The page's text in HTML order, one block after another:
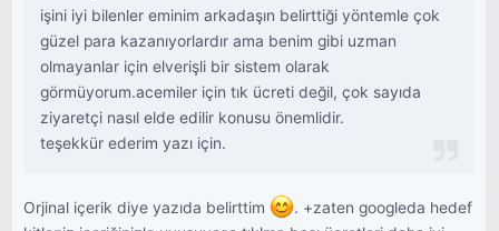
işini iyi bilenler eminim arkadaşın belirttiği yöntemle çok
güzel para kazanıyorlardır ama benim gibi uzman
olmayanlar için elverişli bir sistem olarak
görmüyorum.acemiler için tık ücreti değil, çok sayıda
ziyaretçi nasıl elde edilir konusu önemlidir.
teşekkür ederim yazı için.
Orjinal içerik diye yazıda belirttim
. +zaten googleda hedef